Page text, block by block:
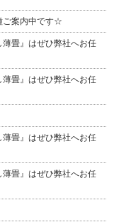
ご案内中です☆
畳』はぜひ弊社へお任
畳』はぜひ弊社へお任
畳』はぜひ弊社へお任
畳』はぜひ弊社へお任